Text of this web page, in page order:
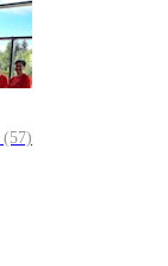
(57)